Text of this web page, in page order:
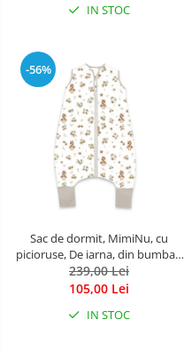
Powder Pink
IN STOC
-56%
Sac de dormit, MimiNu, cu
picioruse, De iarna, din bumbac,
cu fermoar pe mijloc, 87 cm, 3
luni - 2.5 ani, 2.5 Tog, Ducklings
239,00 Lei
105,00 Lei
IN STOC